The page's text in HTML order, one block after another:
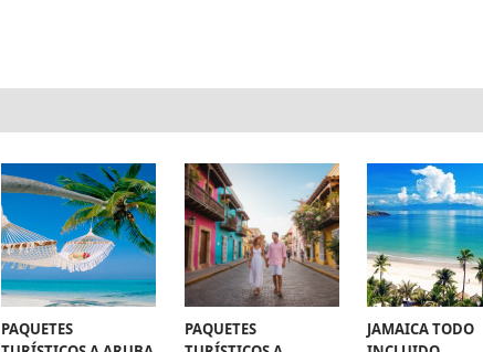
PAQUETES
PAQUETES
JAMAICA TODO